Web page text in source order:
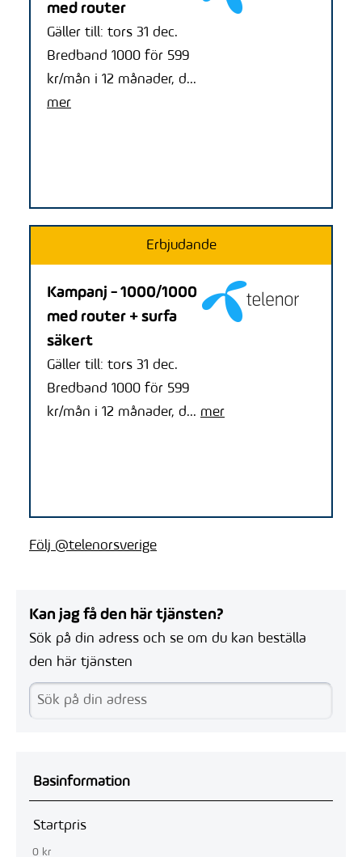
med router
Gäller till: tors 31 dec.
Bredband 1000 för 599
kr/mån i 12 månader, d...
mer
Erbjudande
Kampanj - 1000/1000
med router + surfa
säkert
Gäller till: tors 31 dec.
Bredband 1000 för 599
kr/mån i 12 månader, d... mer
Följ @telenorsverige
Kan jag få den här tjänsten?
Sök på din adress och se om du kan beställa
den här tjänsten
Basinformation
Startpris
0 kr